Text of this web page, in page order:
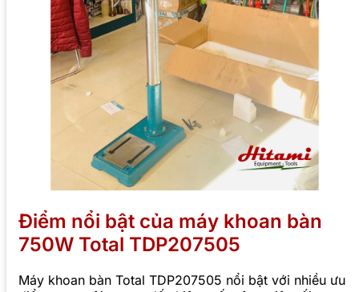
Điểm nổi bật của máy khoan bàn
750W Total TDP207505
Máy khoan bàn Total TDP207505 nổi bật với nhiều ưu